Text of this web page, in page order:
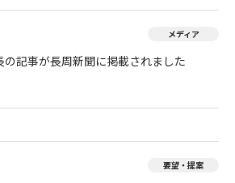
メディア
の記事が長周新聞に掲載されました
要望・提案